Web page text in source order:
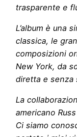
trasparente e
L’album è una
classica, le
composizioni
New York, da
diretta e senza
La
americano
Ci siamo